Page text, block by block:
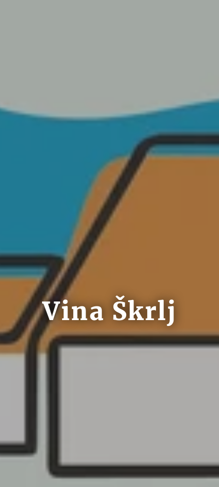
Vina Škrlj